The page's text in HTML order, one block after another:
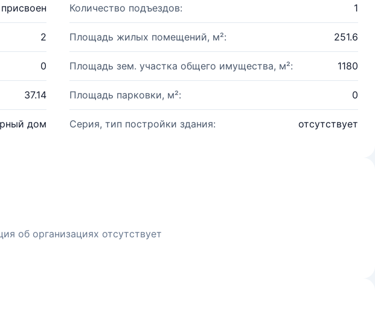
Количество подъездов: 1
2 Площадь жилых помещений, м²: 251.6
0 Площадь зем. участка общего имущества, м²: 1180
37.14 Площадь парковки, м²: 0
дом Серия, тип постройки здания: отсутствует
об организациях отсутствует